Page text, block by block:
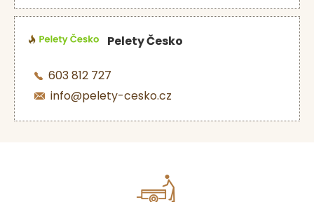
Pelety Česko
603 812 727
info@pelety-cesko.cz